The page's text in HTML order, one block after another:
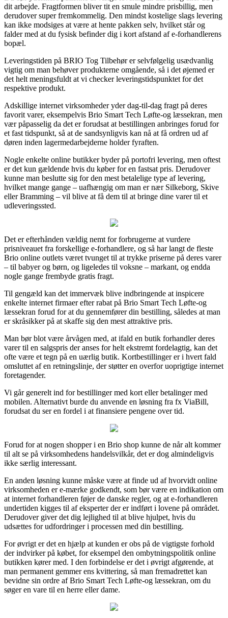
dit arbejde. Fragtformen bliver tit en smule mindre prisbillig, men
derudover super fremkommelig. Den mindst kostelige slags levering
kan ikke modsiges at være at hente pakken selv, hvilket står og
falder med at du fysisk befinder dig i kort afstand af e-forhandlerens
bopæl.
Leveringstiden på BRIO Tog Tilbehør er selvfølgelig usædvanlig
vigtig om man behøver produkterne omgående, så i det øjemed er
det helt meningsfuldt at vi checker leveringstidspunktet for det
respektive produkt.
Adskillige internet virksomheder yder dag-til-dag fragt på deres
favorit varer, eksempelvis Brio Smart Tech Løfte-og læssekran, men
vær påpasselig da det er forudsat at bestillingen anbringes forud for
et fast tidspunkt, så at de sandsynligvis kan nå at få ordren ud af
døren inden lagermedarbejderne holder fyraften.
Nogle enkelte online butikker byder på portofri levering, men oftest
er det kun gældende hvis du køber for en fastsat pris. Derudover
kunne man beslutte sig for den mest betalelige type af levering,
hvilket mange gange – uafhængig om man er nær Silkeborg, Skive
eller Bramming – vil blive at få dem til at bringe dine varer til et
udleveringssted.
Det er efterhånden vældig nemt for forbrugerne at vurdere
prisniveauet fra forskellige e-forhandlere, og så har langt de fleste
Brio online outlets været tvunget til at trykke priserne på deres varer
– til babyer og børn, og ligeledes til voksne – markant, og endda
nogle gange frembyde gratis fragt.
Til gengæld kan det immervæk blive indbringende at inspicere
enkelte internet firmaer efter rabat på Brio Smart Tech Løfte-og
læssekran forud for at du gennemfører din bestilling, således at man
er skråsikker på at skaffe sig den mest attraktive pris.
Man bør blot være årvågen med, at ifald en butik forhandler deres
varer til en salgspris der anses for helt ekstremt fordelagtig, kan det
ofte være et tegn på en uærlig butik. Kortbestillinger er i hvert fald
omsluttet af en retningslinje, der støtter en overfor uoprigtige internet
foretagender.
Vi går generelt ind for bestillinger med kort eller betalinger med
mobilen. Alternativt burde du anvende en løsning fra fx ViaBill,
forudsat du ser en fordel i at finansiere pengene over tid.
Forud for at nogen shopper i en Brio shop kunne de når alt kommer
til alt se på virksomhedens handelsvilkår, det er dog almindeligvis
ikke særlig interessant.
En anden løsning kunne måske være at finde ud af hvorvidt online
virksomheden er e-mærke godkendt, som bør være en indikation om
at internet forhandleren føjer de danske regler, og at e-forhandleren
undertiden kigges til af eksperter der er indført i lovene på området.
Derudover giver det dig lejlighed til at blive hjulpet, hvis du
udsættes for udfordringer i processen med din bestilling.
For øvrigt er det en hjælp at kunden er obs på de vigtigste forhold
der indvirker på købet, for eksempel den ombytningspolitik online
butikken kører med. I den forbindelse er det i øvrigt afgørende, at
man permanent gemmer ens kvittering, så man fremadrettet kan
bevidne sin ordre af Brio Smart Tech Løfte-og læssekran, om du
søger en vare til en herre eller dame.